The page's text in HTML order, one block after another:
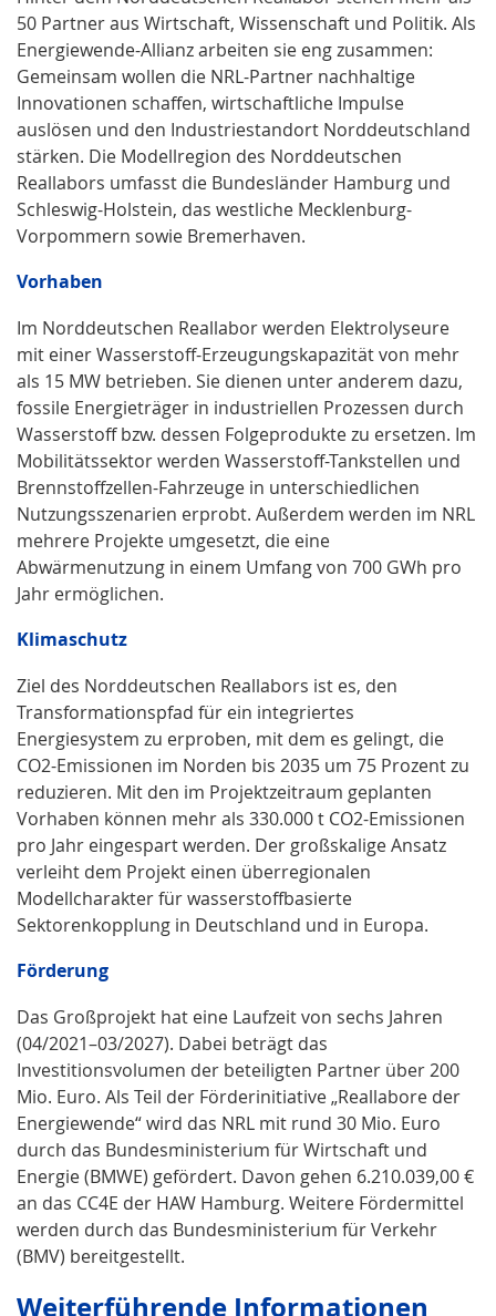
50 Partner aus Wirtschaft, Wissenschaft und Politik. Als
Energiewende-Allianz arbeiten sie eng zusammen:
Gemeinsam wollen die NRL-Partner nachhaltige
Innovationen schaffen, wirtschaftliche Impulse
auslösen und den Industriestandort Norddeutschland
stärken. Die Modellregion des Norddeutschen
Reallabors umfasst die Bundesländer Hamburg und
Schleswig-Holstein, das westliche Mecklenburg-
Vorpommern sowie Bremerhaven.
Vorhaben
Im Norddeutschen Reallabor werden Elektrolyseure
mit einer Wasserstoff-Erzeugungskapazität von mehr
als 15 MW betrieben. Sie dienen unter anderem dazu,
fossile Energieträger in industriellen Prozessen durch
Wasserstoff bzw. dessen Folgeprodukte zu ersetzen. Im
Mobilitätssektor werden Wasserstoff-Tankstellen und
Brennstoffzellen-Fahrzeuge in unterschiedlichen
Nutzungsszenarien erprobt. Außerdem werden im NRL
mehrere Projekte umgesetzt, die eine
Abwärmenutzung in einem Umfang von 700 GWh pro
Jahr ermöglichen.
Klimaschutz
Ziel des Norddeutschen Reallabors ist es, den
Transformationspfad für ein integriertes
Energiesystem zu erproben, mit dem es gelingt, die
CO2-Emissionen im Norden bis 2035 um 75 Prozent zu
reduzieren. Mit den im Projektzeitraum geplanten
Vorhaben können mehr als 330.000 t CO2-Emissionen
pro Jahr eingespart werden. Der großskalige Ansatz
verleiht dem Projekt einen überregionalen
Modellcharakter für wasserstoffbasierte
Sektorenkopplung in Deutschland und in Europa.
Förderung
Das Großprojekt hat eine Laufzeit von sechs Jahren
(04/2021–03/2027). Dabei beträgt das
Investitionsvolumen der beteiligten Partner über 200
Mio. Euro. Als Teil der Förderinitiative „Reallabore der
Energiewende“ wird das NRL mit rund 30 Mio. Euro
durch das Bundesministerium für Wirtschaft und
Energie (BMWE) gefördert. Davon gehen 6.210.039,00 €
an das CC4E der HAW Hamburg. Weitere Fördermittel
werden durch das Bundesministerium für Verkehr
(BMV) bereitgestellt.
Weiterführende Informationen